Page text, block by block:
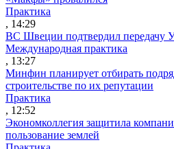
Практика
, 14:29
ВС Швеции подтвердил передачу
Международная практика
, 13:27
Минфин планирует отбирать
строительстве по их репутации
Практика
, 12:52
Экономколлегия защитила
пользование землей